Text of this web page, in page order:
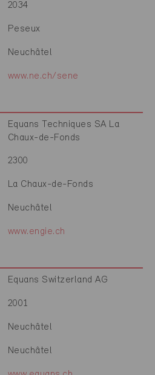
2034
Peseux
Neuchâtel
www.ne.ch/sene
Equans Techniques SA La
Chaux-de-Fonds
2300
La Chaux-de-Fonds
Neuchâtel
www.engie.ch
Equans Switzerland AG
2001
Neuchâtel
Neuchâtel